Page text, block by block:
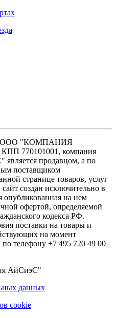
ООО "КОМПАНИЯ
770101001, компания
продавцом, а по
поставщиком
странице товаров, услуг
создан исключительно в
на нем
офертой, определяемой
кодекса РФ.
поставки на товары и
на момент
телефону +7 495 720 49 00
АйСиэС"
данных
cookie